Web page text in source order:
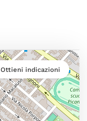
Ottieni indicazioni